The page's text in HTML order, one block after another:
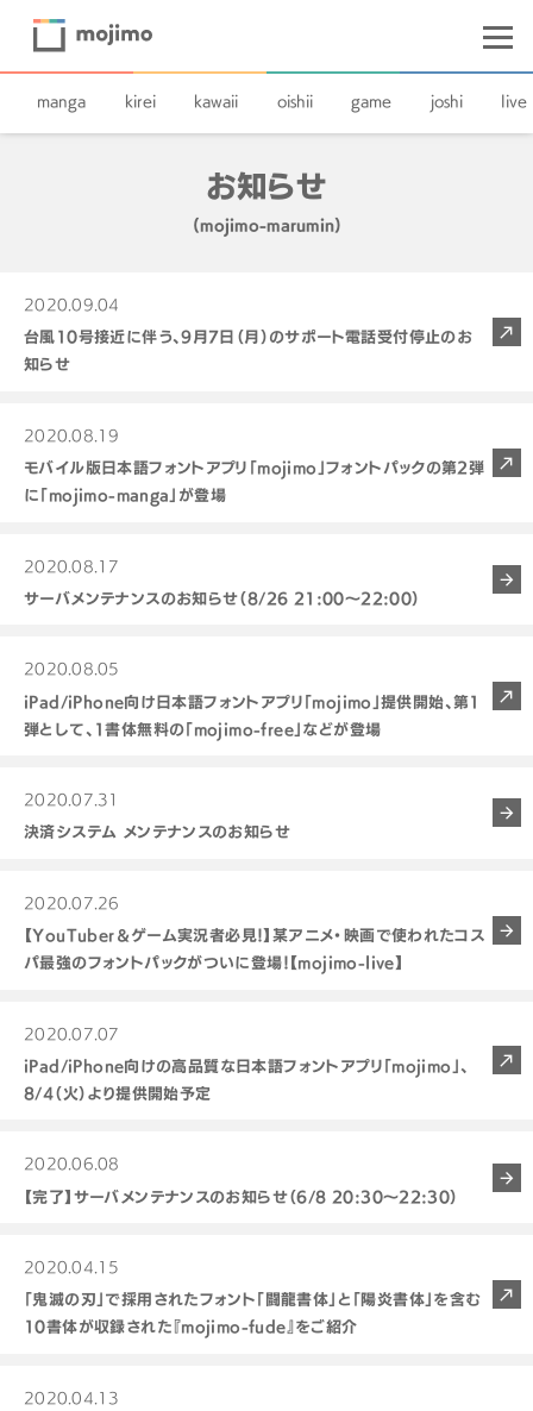
manga kirei kawaii oishii game joshi live
お知らせ
(mojimo-marumin)
2020.09.04
台風10号接近に伴う、9月7日（月）のサポート電話受付停止のお
知らせ
2020.08.19
モバイル版日本語フォントアプリ「mojimo」フォントパックの第2弾
に「mojimo-manga」が登場
2020.08.17
サーバメンテナンスのお知らせ（8/26 21:00～22:00）
2020.08.05
iPad/iPhone向け日本語フォントアプリ「mojimo」提供開始、第1
弾として、1書体無料の「mojimo-free」などが登場
2020.07.31
決済システム メンテナンスのお知らせ
2020.07.26
【YouTuber＆ゲーム実況者必見！】某アニメ・映画で使われたコス
パ最強のフォントパックがついに登場！【mojimo-live】
2020.07.07
iPad/iPhone向けの高品質な日本語フォントアプリ「mojimo」、
8/4（火）より提供開始予定
2020.06.08
【完了】サーバメンテナンスのお知らせ（6/8 20:30～22:30）
2020.04.15
「鬼滅の刃」で採用されたフォント「闘龍書体」と「陽炎書体」を含む
10書体が収録された『mojimo-fude』をご紹介
2020.04.13